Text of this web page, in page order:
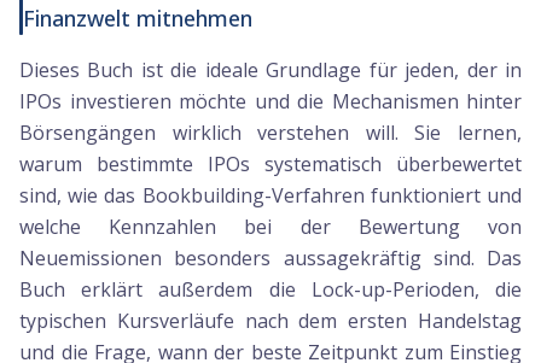
Finanzwelt mitnehmen
Dieses Buch ist die ideale Grundlage für jeden, der in
IPOs investieren möchte und die Mechanismen hinter
Börsengängen wirklich verstehen will. Sie lernen,
warum bestimmte IPOs systematisch überbewertet
sind, wie das Bookbuilding-Verfahren funktioniert und
welche Kennzahlen bei der Bewertung von
Neuemissionen besonders aussagekräftig sind. Das
Buch erklärt außerdem die Lock-up-Perioden, die
typischen Kursverläufe nach dem ersten Handelstag
und die Frage, wann der beste Zeitpunkt zum Einstieg